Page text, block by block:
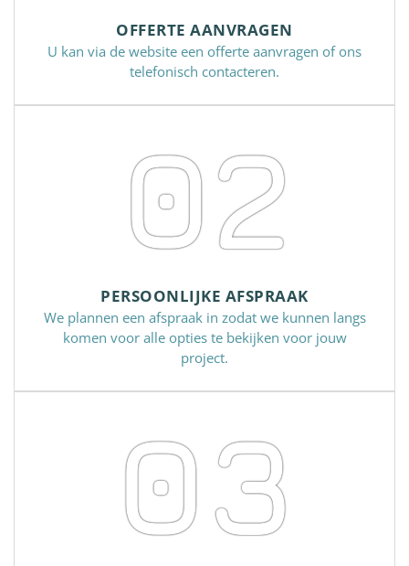
OFFERTE AANVRAGEN
U kan via de website een offerte aanvragen of ons
telefonisch contacteren.
02
PERSOONLIJKE AFSPRAAK
We plannen een afspraak in zodat we kunnen langs
komen voor alle opties te bekijken voor jouw
project.
03